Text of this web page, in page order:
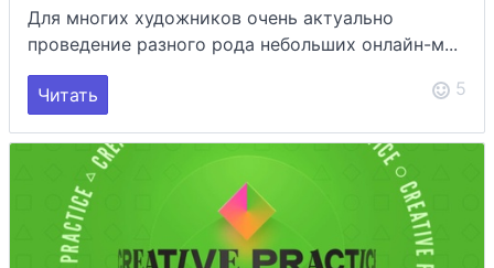
Для многих художников очень актуально
проведение разного рода небольших онлайн-м...
Читать 5